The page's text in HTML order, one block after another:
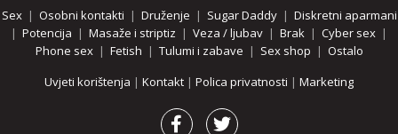
Sex| Osobni kontakti | Druženje | Sugar Daddy| Diskretni aparmani
| Potencija | Masaže i striptiz | Veza / ljubav | Brak | Cyber sex |
Phone sex| Fetish | Tulumi i zabave | Sex shop | Ostalo
Uvjeti korištenja | Kontakt | Polica privatnosti | Marketing